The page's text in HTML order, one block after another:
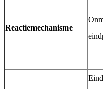
Reactiemechanisme